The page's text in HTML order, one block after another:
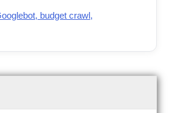
budget crawl,